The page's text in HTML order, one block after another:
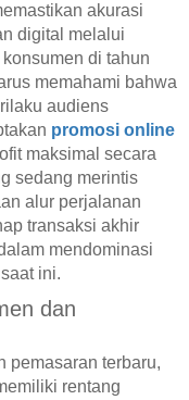
akurasi
digital melalui
di tahun
memahami bahwa
audiens
promosi online
maksimal secara
sedang merintis
alur perjalanan
transaksi akhir
mendominasi
ini.
dan
pemasaran terbaru,
rentang